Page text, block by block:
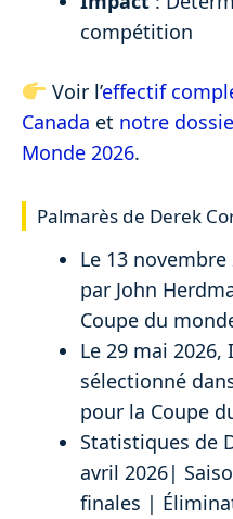
compétition
Voir l’effectif
Canada et notre
Monde 2026.
Palmarès de Derek
Le 13
par John
Coupe du
Le 29 mai
sélectionné
pour la Coupe
Statistiques de
avril 2026|
finales |